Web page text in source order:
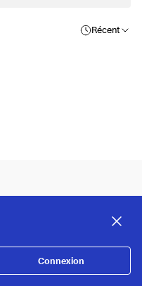
Récent
Connexion